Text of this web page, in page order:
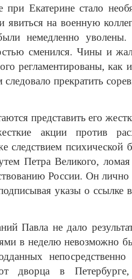
при Екатерине стало
явиться на военную
немедленно уволены.
сменился. Чины и
регламентированы,
прекратить
представить его
акции против
следствием психической
Петра Великого,
России. Он лично
указы о ссылке
Павла не дало
в неделю невозможно
дворца в